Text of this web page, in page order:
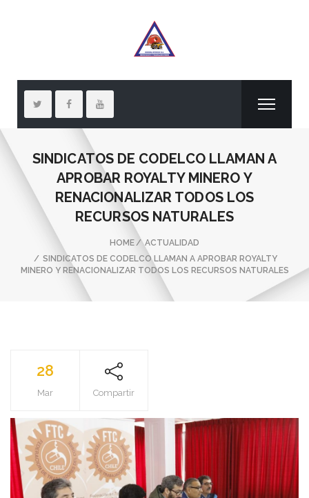
SINDICATOS DE CODELCO LLAMAN A
APROBAR ROYALTY MINERO Y
RENACIONALIZAR TODOS LOS
RECURSOS NATURALES
HOME
ACTUALIDAD
SINDICATOS DE CODELCO LLAMAN A APROBAR ROYALTY
MINERO Y RENACIONALIZAR TODOS LOS RECURSOS NATURALES
28
Mar Compartir